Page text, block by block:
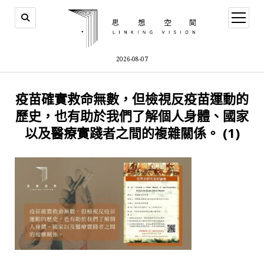
2026-08-07
open
menu
疫苗確實救命無數，但檢視反疫苗運動的
歷史，也有助於我們了解個人身體、國家
以及醫療實踐者之間的複雜關係。 (1)